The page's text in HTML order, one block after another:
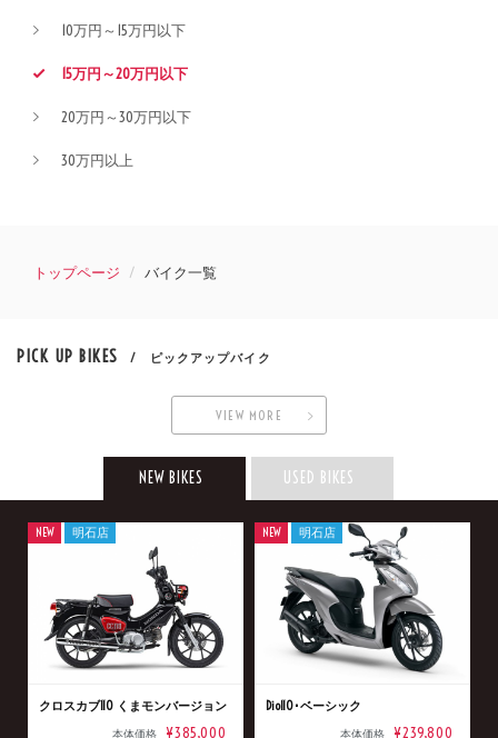
10万円～15万円以下
15万円～20万円以下
20万円～30万円以下
30万円以上
トップページ バイク一覧
PICK UP BIKES / ピックアップバイク
VIEW MORE
NEW BIKES USED BIKES
クロスカブ110 くまモンバージョン
本体価格 ¥385,000
NEW 明石店
Dio110･ベーシック
本体価格 ¥239,800
NEW 明石店